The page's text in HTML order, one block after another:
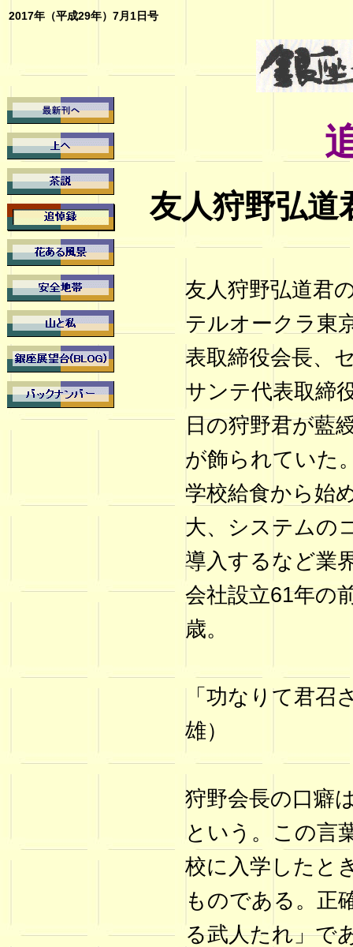
2017年（平成29年）7月1日号
友人狩野弘道
友人狩野弘道君
テルオークラ東
表取締役会長、
サンテ代表取締
日の狩野君が藍
が飾られていた
学校給食から始
大、システムの
導入するなど業
会社設立61年の
歳。
「功なりて君召
雄）
狩野会長の口癖
という。この言
校に入学したと
ものである。正
る武人たれ」で